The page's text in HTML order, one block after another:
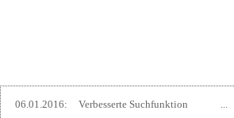
06.01.2016: Verbesserte Suchfunktion ...